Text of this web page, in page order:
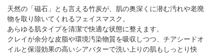
天然の「磁石」とも言える竹炭が、肌の奥深くに潜む汚れや老廃
物を取り除いてくれるフェイスマスク。
あらゆる肌タイプを清潔で快適な状態に整えます。
クレイが余分な皮脂や環境汚染物質を吸収しつつ、チアシードオ
イルと保湿効果の高いシアバターで洗い上りの肌もしっとり快